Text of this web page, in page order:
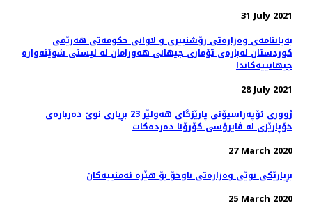
31 July 2021
بەیاننامەی وەزارەتی رۆشنبیری و لاوانی حکومەتی هەرێمی
کوردستان لەبارەی تۆماری جیهانی هەورامان لە لیستی شوێنەوارە
جیهانییەکاندا
28 July 2021
ژووری ئۆپەراسیۆنی پارێزگای هەولێر 23 بڕیاری نوێ‌ دەربارەی
خۆپارێزی لە ڤایرۆسی كۆرۆنا دەردەكات
27 March 2020
بڕیارێكی نوێی وەزارەتی ناوخۆ بۆ هێزە ئەمنییەكان
25 March 2020